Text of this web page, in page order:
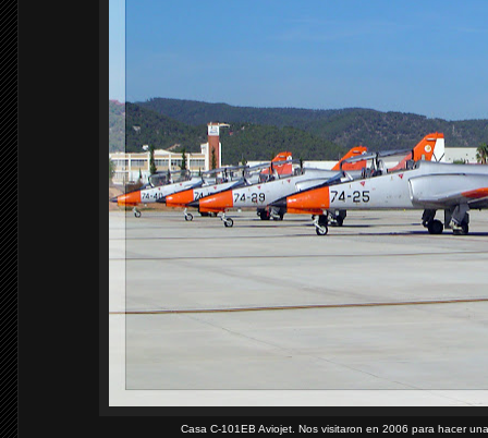
Casa C-101EB Aviojet. Nos visitaron en 2006 para hacer